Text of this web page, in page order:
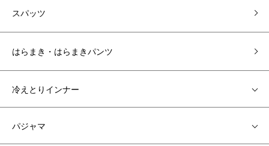
スパッツ
はらまき・はらまきパンツ
冷えとりインナー
パジャマ